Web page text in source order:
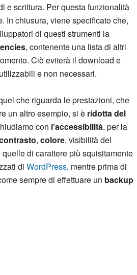
e scrittura. Per questa funzionalità
In chiusura, viene specificato che,
di questi strumenti la
, contenente una lista di altri
Ciò eviterà il download e
e non necessari.
che riguarda le prestazioni, che
un altro esempio, si è ridotta del
con l’accessibilità, per la
, colore, visibilità del
di carattere più squisitamente
di WordPress, mentre prima di
sempre di effettuare un backup